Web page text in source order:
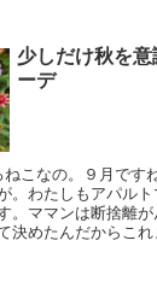
少しだけ秋を
ーデ
こなの。９月です
。わたしもアパル
。ママンは断捨離
決めたんだからこれ